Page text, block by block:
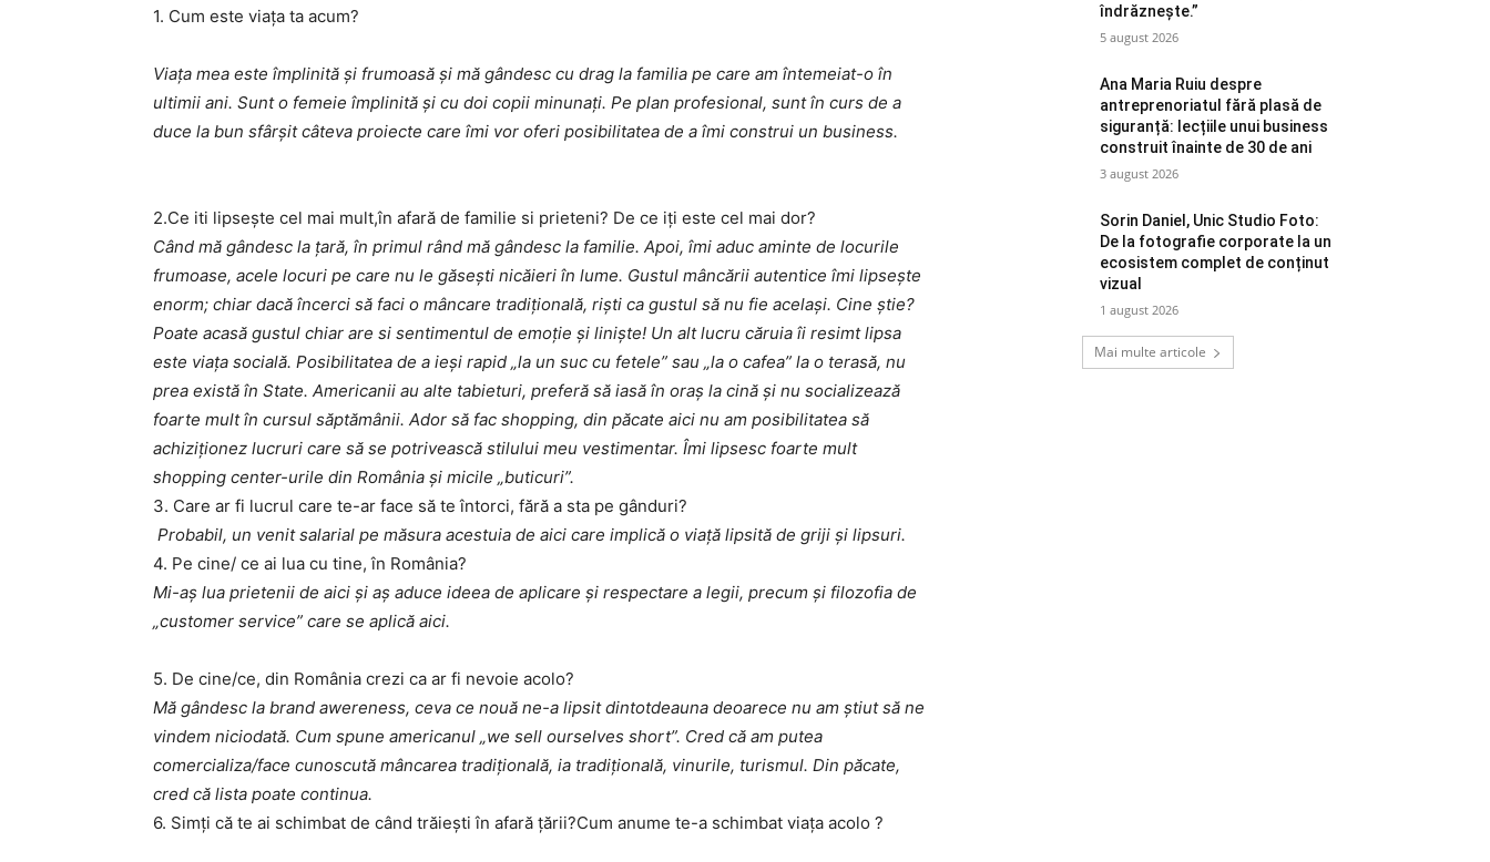
1. Cum este viața ta acum?
Viața mea este împlinită și frumoasă și mă gândesc cu drag la familia pe care am întemeiat-o în
ultimii ani. Sunt o femeie împlinită și cu doi copii minunați. Pe plan profesional, sunt în curs de a
duce la bun sfârșit câteva proiecte care îmi vor oferi posibilitatea de a îmi construi un business.
2.Ce iti lipseşte cel mai mult,în afară de familie si prieteni? De ce iţi este cel mai dor?
Când mă gândesc la țară, în primul rând mă gândesc la familie. Apoi, îmi aduc aminte de locurile
frumoase, acele locuri pe care nu le găsești nicăieri în lume. Gustul mâncării autentice îmi lipsește
enorm; chiar dacă încerci să faci o mâncare tradițională, riști ca gustul să nu fie același. Cine știe?
Poate acasă gustul chiar are si sentimentul de emoție și liniște! Un alt lucru căruia îi resimt lipsa
este viața socială. Posibilitatea de a ieși rapid „la un suc cu fetele” sau „la o cafea” la o terasă, nu
prea există în State. Americanii au alte tabieturi, preferă să iasă în oraș la cină și nu socializează
foarte mult în cursul săptămânii. Ador să fac shopping, din păcate aici nu am posibilitatea să
achiziționez lucruri care să se potrivească stilului meu vestimentar. Îmi lipsesc foarte mult
shopping center-urile din România și micile „buticuri”.
3. Care ar fi lucrul care te-ar face să te întorci, fără a sta pe gânduri?
Probabil, un venit salarial pe măsura acestuia de aici care implică o viață lipsită de griji și lipsuri.
4. Pe cine/ ce ai lua cu tine,în România?
Mi-aș lua prietenii de aici și aș aduce ideea de aplicare și respectare a legii, precum și filozofia de
„customer service” care se aplică aici.
5. De cine/ce, din România crezi ca ar fi nevoie acolo?
Mă gândesc la brand awereness, ceva ce nouă ne-a lipsit dintotdeauna deoarece nu am știut să ne
vindem niciodată. Cum spune americanul „we sell ourselves short”. Cred că am putea
comercializa/face cunoscută mâncarea tradițională, ia tradițională, vinurile, turismul. Din păcate,
cred că lista poate continua.
6. Simți că te ai schimbat de când trăiești în afară țării?Cum anume te-a schimbat viaţa acolo ?
îndrăznește.”
5 august 2026
Ana Maria Ruiu despre
antreprenoriatul fără plasă de
siguranță: lecțiile unui business
construit înainte de 30 de ani
3 august 2026
Sorin Daniel, Unic Studio Foto:
De la fotografie corporate la un
ecosistem complet de conținut
vizual
1 august 2026
Mai multe articole